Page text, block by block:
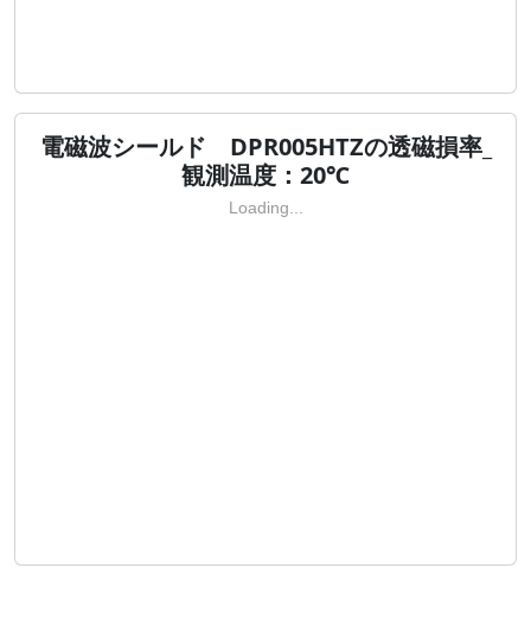
電磁波シールド DPR005HTZの透磁損率_
観測温度：20℃
Loading...